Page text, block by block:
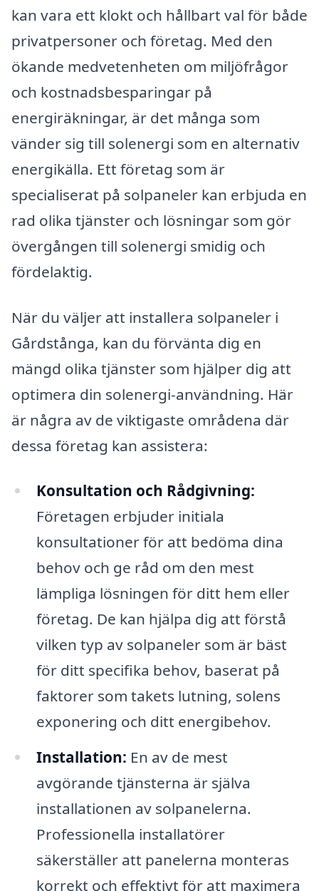
kan vara ett klokt och hållbart val för både
privatpersoner och företag. Med den
ökande medvetenheten om miljöfrågor
och kostnadsbesparingar på
energiräkningar, är det många som
vänder sig till solenergi som en alternativ
energikälla. Ett företag som är
specialiserat på solpaneler kan erbjuda en
rad olika tjänster och lösningar som gör
övergången till solenergi smidig och
fördelaktig.
När du väljer att installera solpaneler i
Gårdstånga, kan du förvänta dig en
mängd olika tjänster som hjälper dig att
optimera din solenergi-användning. Här
är några av de viktigaste områdena där
dessa företag kan assistera:
Konsultation och Rådgivning:
Företagen erbjuder initiala
konsultationer för att bedöma dina
behov och ge råd om den mest
lämpliga lösningen för ditt hem eller
företag. De kan hjälpa dig att förstå
vilken typ av solpaneler som är bäst
för ditt specifika behov, baserat på
faktorer som takets lutning, solens
exponering och ditt energibehov.
Installation: En av de mest
avgörande tjänsterna är själva
installationen av solpanelerna.
Professionella installatörer
säkerställer att panelerna monteras
korrekt och effektivt för att maximera